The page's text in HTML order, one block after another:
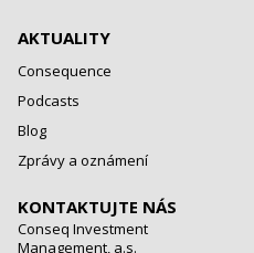
AKTUALITY
Consequence
Podcasts
Blog
Zprávy a oznámení
KONTAKTUJTE NÁS
Conseq Investment
Management, a.s.